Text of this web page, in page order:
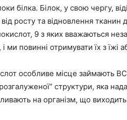
білка. Білок, у свою чергу,
росту та відновлення
9 з яких вважаються
ми повинні отримувати їх з їжі
особливе місце займають
структури, яка
на організм, що